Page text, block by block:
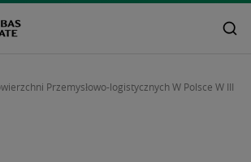
Przemysłowo-logistycznych W Polsce W III